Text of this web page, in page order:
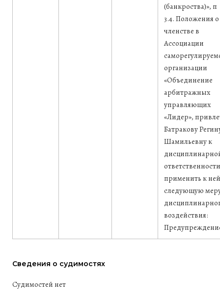
(банкроства)», п
3.4. Положения о
членстве в
Ассоциации
организации
«Объединение
арбитражных
управляющих
«Лидер»,
Батракову
Шамильевну к
применить к ней
следующую
воздействия:
Сведения о судимостях
Судимостей нет